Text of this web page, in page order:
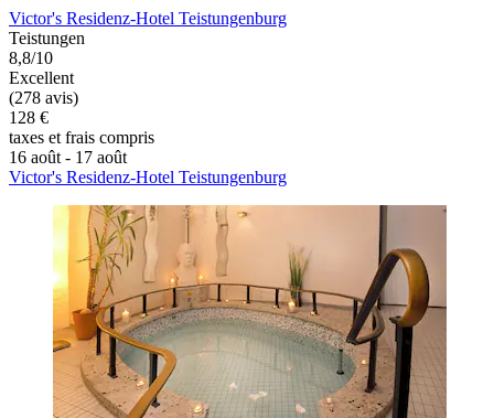
Victor's Residenz-Hotel Teistungenburg
Teistungen
8,8/10
Excellent
(278 avis)
128 €
taxes et frais compris
16 août - 17 août
Victor's Residenz-Hotel Teistungenburg